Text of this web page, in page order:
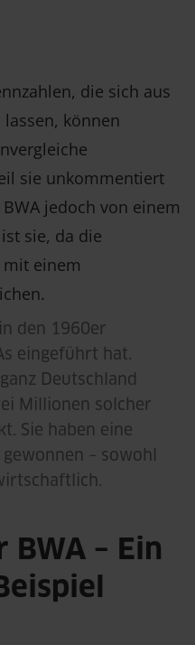
die sich aus
können
sie unkommentiert
jedoch von einem
sie, da die
einem
den 1960er
eingeführt hat.
Deutschland
Millionen solcher
Sie haben eine
– sowohl
BWA – Ein